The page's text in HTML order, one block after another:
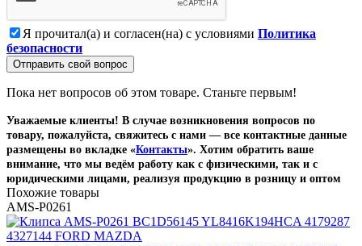
Я прочитал(а) и согласен(на) с условиями Политика
безопасности
Отправить свой вопрос
Пока нет вопросов об этом товаре. Станьте первым!
Уважаемые клиенты! В случае возникновения вопросов по
товару, пожалуйста, свяжитесь с нами — все контактные данные
размещены во вкладке «Контакты». Хотим обратить ваше
внимание, что мы ведём работу как с физическими, так и с
юридическими лицами, реализуя продукцию в розницу и оптом
Похожие товары
AMS-P0261